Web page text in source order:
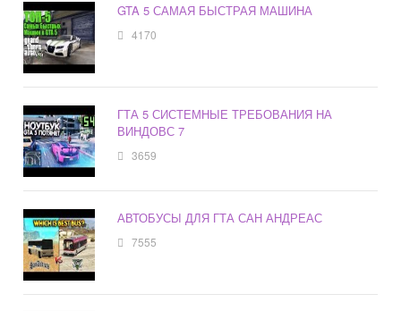
GTA 5 САМАЯ БЫСТРАЯ МАШИНА
4170
ГТА 5 СИСТЕМНЫЕ ТРЕБОВАНИЯ НА
ВИНДОВС 7
3659
АВТОБУСЫ ДЛЯ ГТА САН АНДРЕАС
7555